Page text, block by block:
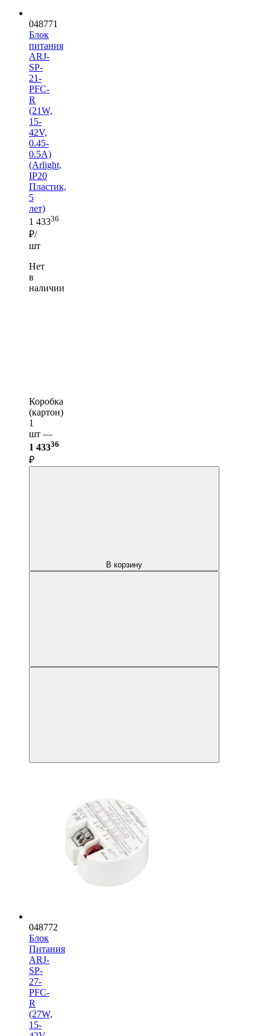
048771
Блок
питания
ARJ-
SP-
21-
PFC-
R
(21W,
15-
42V,
0.45-
0.5A)
(Arlight,
IP20
Пластик,
5
лет)
1 43336
₽/
шт
Нет
в
наличии
Коробка
(картон)
1
шт —
1 43336
₽
В корзину
048772
Блок
Питания
ARJ-
SP-
27-
PFC-
R
(27W,
15-